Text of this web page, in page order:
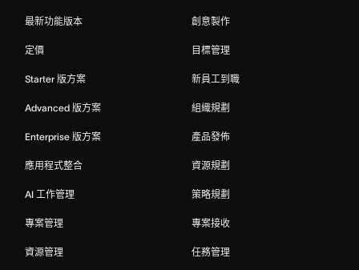
最新功能版本
定價
Starter 版方案
Advanced 版方案
Enterprise 版方案
應用程式整合
AI 工作管理
專案管理
資源管理
創意製作
目標管理
新員工到職
組織規劃
產品發佈
資源規劃
策略規劃
專案接收
任務管理